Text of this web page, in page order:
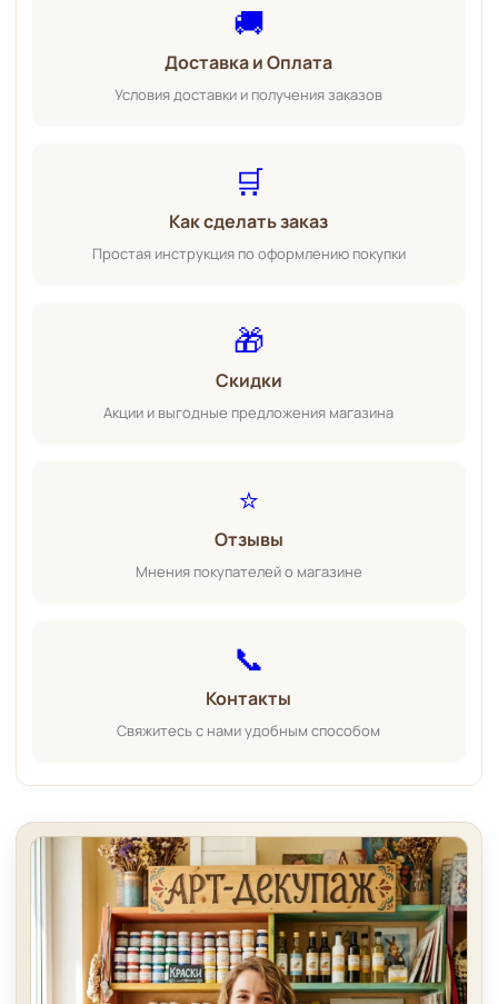
🚚
Доставка и Оплата
Условия доставки и получения заказов
🛒
Как сделать заказ
Простая инструкция по оформлению покупки
🎁
Скидки
Акции и выгодные предложения магазина
⭐
Отзывы
Мнения покупателей о магазине
📞
Контакты
Свяжитесь с нами удобным способом